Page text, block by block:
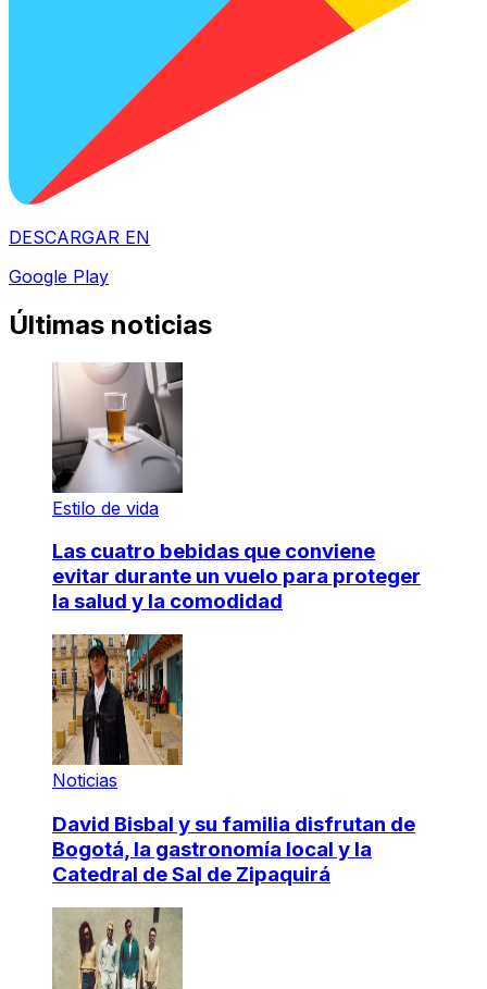
DESCARGAR EN
Google Play
Últimas noticias
Estilo de vida
Las cuatro bebidas que conviene
evitar durante un vuelo para proteger
la salud y la comodidad
Noticias
David Bisbal y su familia disfrutan de
Bogotá, la gastronomía local y la
Catedral de Sal de Zipaquirá